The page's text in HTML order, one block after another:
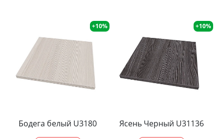
+10%
Бодега белый U3180
+10%
Ясень Черный U31136